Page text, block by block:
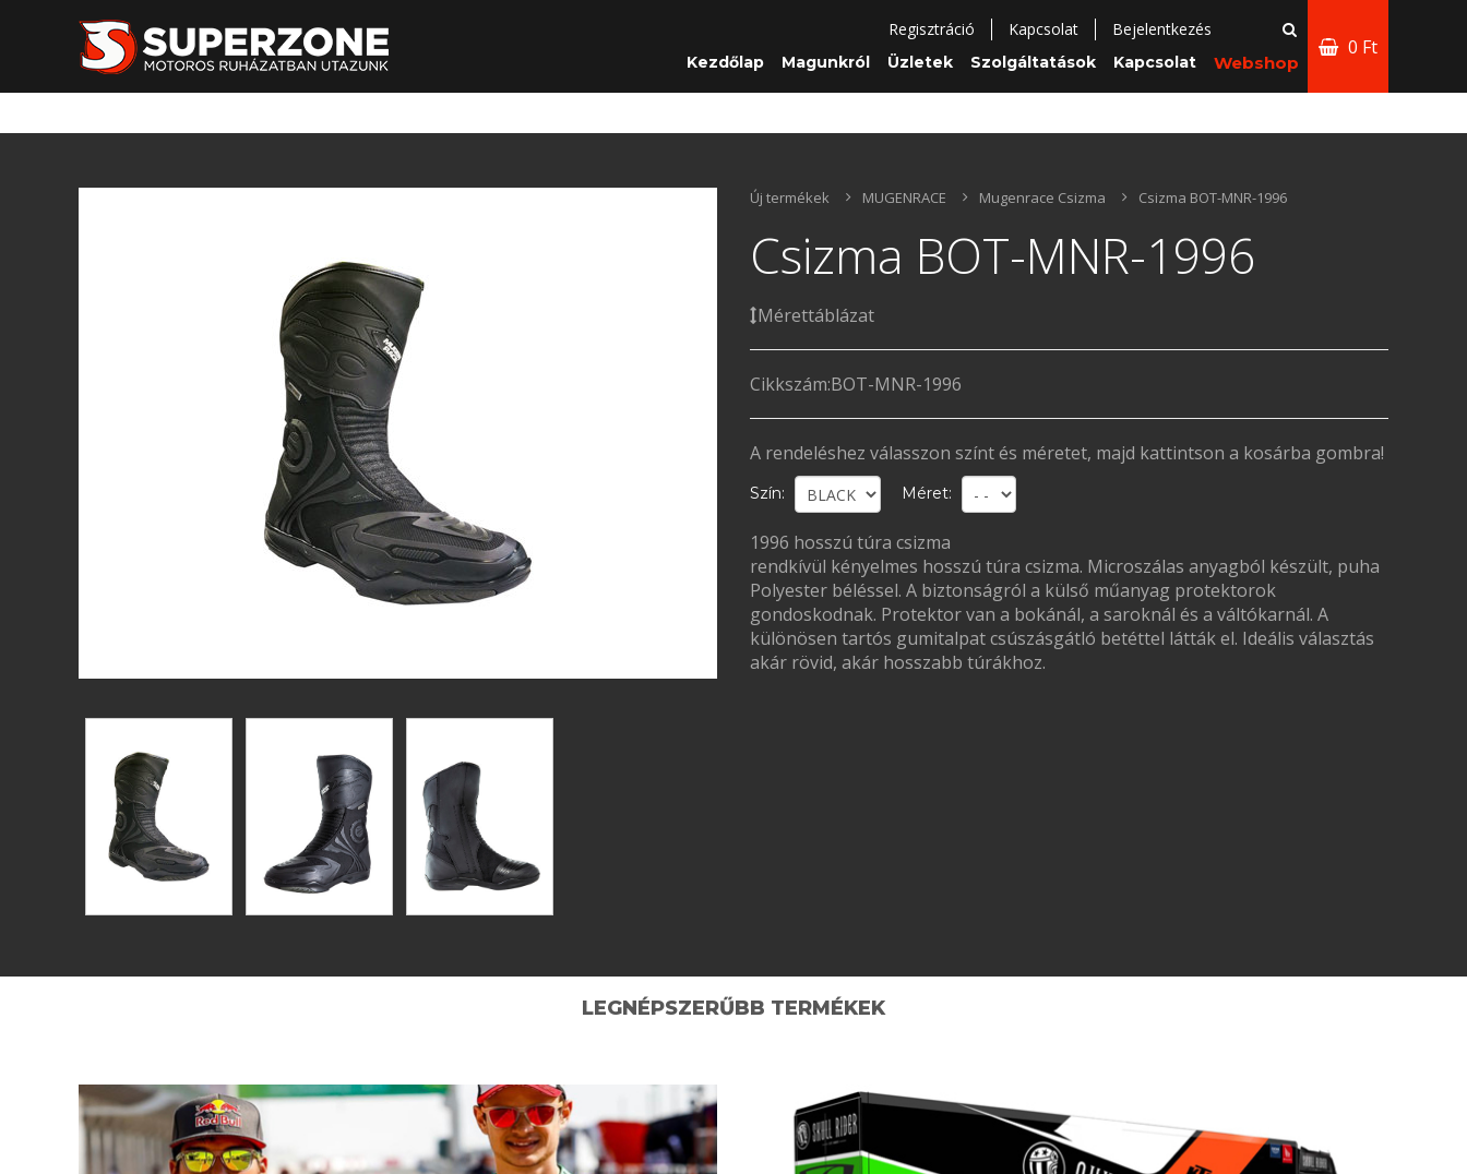
Regisztráció Kapcsolat Bejelentkezés
Kezdőlap Magunkról Üzletek Szolgáltatások Kapcsolat Webshop
0 Ft
Új termékek MUGENRACE Mugenrace Csizma Csizma BOT-MNR-1996
Csizma BOT-MNR-1996
Mérettáblázat
Cikkszám:BOT-MNR-1996
A rendeléshez válasszon színt és méretet, majd kattintson a kosárba gombra!
Szín: Méret:
1996 hosszú túra csizma
rendkívül kényelmes hosszú túra csizma. Microszálas anyagból készült, puha
Polyester béléssel. A biztonságról a külső műanyag protektorok
gondoskodnak. Protektor van a bokánál, a saroknál és a váltókarnál. A
különösen tartós gumitalpat csúszásgátló betéttel látták el. Ideális választás
akár rövid, akár hosszabb túrákhoz.
LEGNÉPSZERŰBB TERMÉKEK